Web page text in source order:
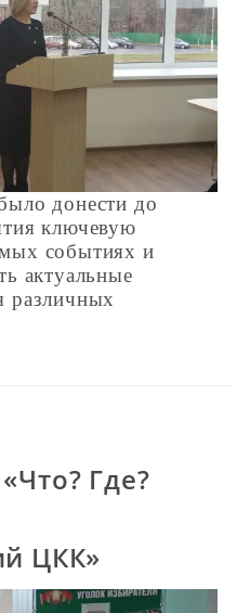
донести до
ключевую
событиях и
актуальные
различных
Где?
ЦКК»